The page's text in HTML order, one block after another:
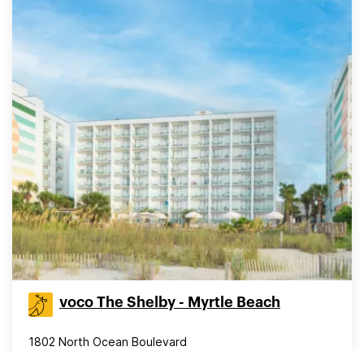
voco The Shelby - Myrtle Beach
1802 North Ocean Boulevard